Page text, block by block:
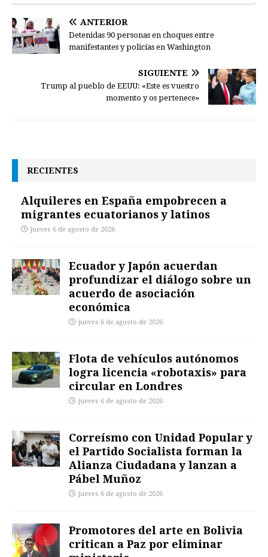
ANTERIOR
Detenidas 90 personas en choques entre
manifestantes y policías en Washington
SIGUIENTE
Trump al pueblo de EEUU: «Este es vuestro
momento y os pertenece»
RECIENTES
Alquileres en España empobrecen a
migrantes ecuatorianos y latinos
jueves 6 de agosto de 2026
Ecuador y Japón acuerdan
profundizar el diálogo sobre un
acuerdo de asociación
económica
jueves 6 de agosto de 2026
Flota de vehículos autónomos
logra licencia «robotaxis» para
circular en Londres
jueves 6 de agosto de 2026
Correísmo con Unidad Popular y
el Partido Socialista forman la
Alianza Ciudadana y lanzan a
Pábel Muñoz
jueves 6 de agosto de 2026
Promotores del arte en Bolivia
critican a Paz por eliminar